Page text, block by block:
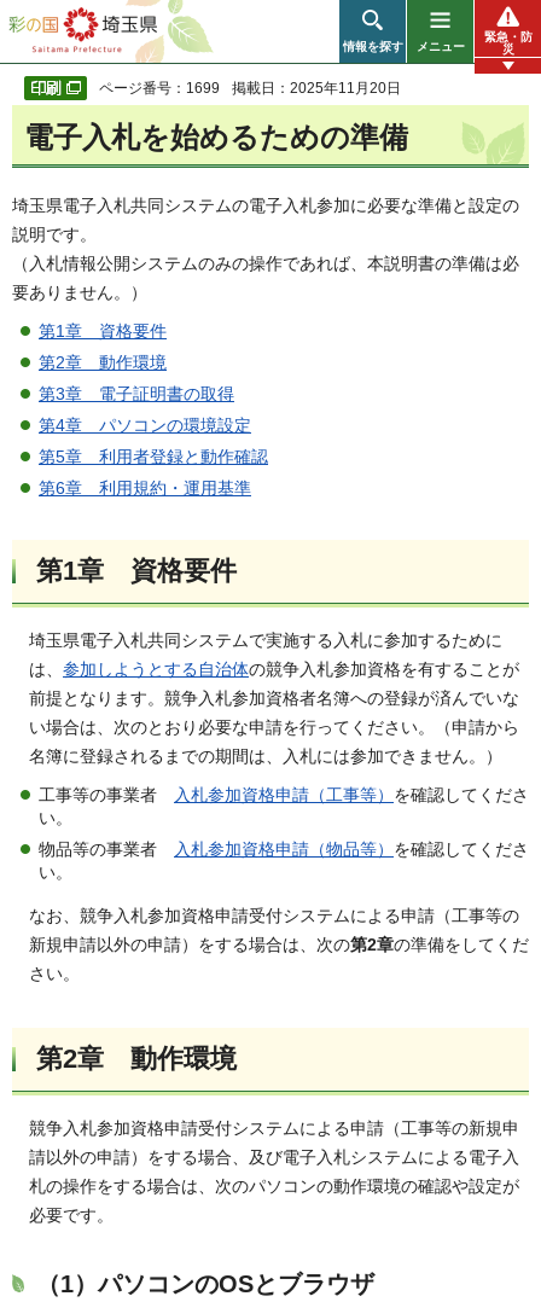
彩の国 埼玉県
情報を探す メニュー
緊急・防
災
ページ番号：1699 掲載日：2025年11月20日
電子入札を始めるための準備
埼玉県電子入札共同システムの電子入札参加に必要な準備と設定の
説明です。
（入札情報公開システムのみの操作であれば、本説明書の準備は必
要ありません。）
第1章 資格要件
第2章 動作環境
第3章 電子証明書の取得
第4章 パソコンの環境設定
第5章 利用者登録と動作確認
第6章 利用規約・運用基準
第1章 資格要件
埼玉県電子入札共同システムで実施する入札に参加するために
は、 参加しようとする自治体の競争入札参加資格を有することが
前提となります。競争入札参加資格者名簿への登録が済んでいな
い場合は、次のとおり必要な申請を行ってください。（申請から
名簿に登録されるまでの期間は、入札には参加できません。）
工事等の事業者 入札参加資格申請（工事等） を確認してくださ
い。
物品等の事業者
入札参加資格申請（物品等） を確認してくださ
い。
なお、競争入札参加資格申請受付システムによる申請（工事等の
新規申請以外の申請）をする場合は、次の第2章の準備をしてくだ
さい。
第2章 動作環境
競争入札参加資格申請受付システムによる申請（工事等の新規申
請以外の申請）をする場合、及び電子入札システムによる電子入
札の操作をする場合は、次のパソコンの動作環境の確認や設定が
必要です。
（1）パソコンのOSとブラウザ